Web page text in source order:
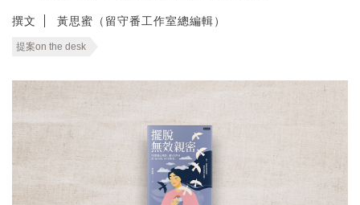
撰文 黃思蜜（留守番工作室總編輯）
提案on the desk